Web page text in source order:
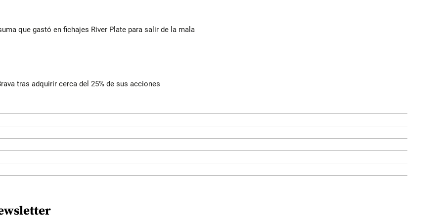
que gastó en fichajes River Plate para salir de la mala
tras adquirir cerca del 25% de sus acciones